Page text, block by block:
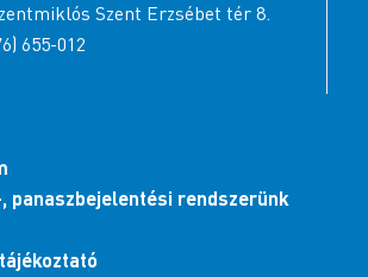
Szent Erzsébet tér 8.
655-012
panaszbejelentési rendszerünk